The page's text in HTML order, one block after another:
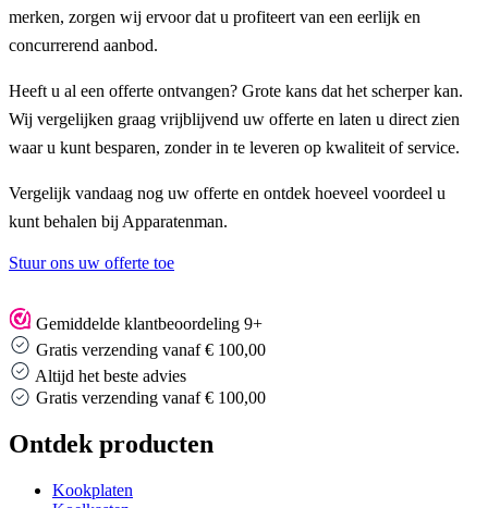
merken, zorgen wij ervoor dat u profiteert van een eerlijk en
concurrerend aanbod.
Heeft u al een offerte ontvangen? Grote kans dat het scherper kan.
Wij vergelijken graag vrijblijvend uw offerte en laten u direct zien
waar u kunt besparen, zonder in te leveren op kwaliteit of service.
Vergelijk vandaag nog uw offerte en ontdek hoeveel voordeel u
kunt behalen bij Apparatenman.
Stuur ons uw offerte toe
Gemiddelde klantbeoordeling 9+
Gratis verzending vanaf € 100,00
Altijd het beste advies
Altijd het beste advies
Ontdek producten
Kookplaten